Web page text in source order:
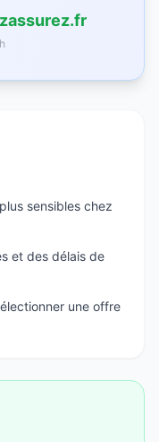
sensibles chez
et des délais de
une offre